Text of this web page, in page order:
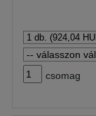
csomag